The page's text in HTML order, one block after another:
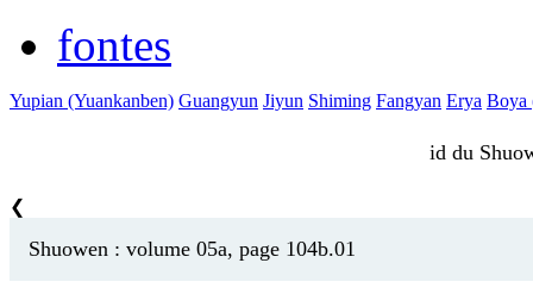
fontes
Yupian (Yuankanben) Guangyun Jiyun Shiming Fangyan Erya Boya
id du
❮
Shuowen : volume 05a, page 104b.01